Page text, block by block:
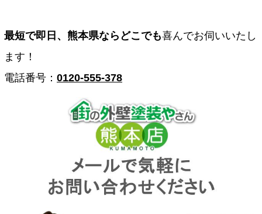
最短で即日、熊本県ならどこでも喜んでお伺いいたし
ます！
電話番号： 0120-555-378